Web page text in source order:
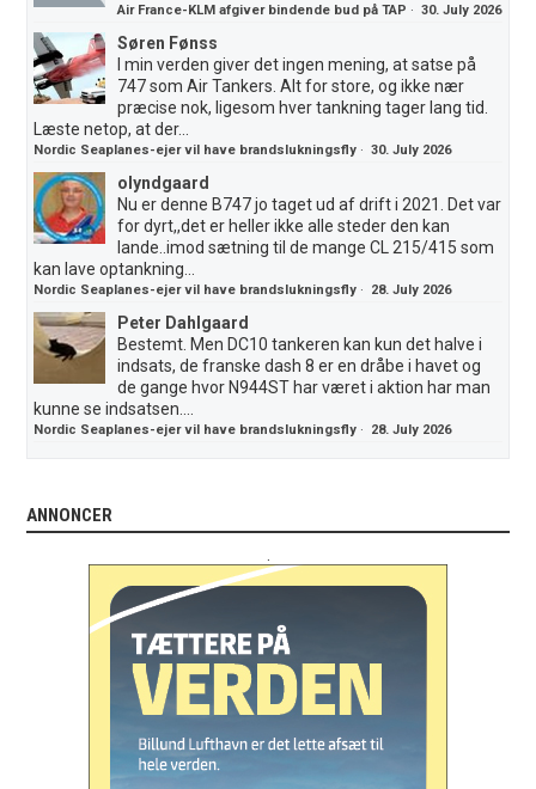
Air France-KLM afgiver bindende bud på TAP ·30. July 2026
Søren Fønss
I min verden giver det ingen mening, at satse på
747 som Air Tankers. Alt for store, og ikke nær
præcise nok, ligesom hver tankning tager lang tid.
Læste netop, at der...
Nordic Seaplanes-ejer vil have brandslukningsfly ·30. July 2026
olyndgaard
Nu er denne B747 jo taget ud af drift i 2021. Det var
for dyrt,,det er heller ikke alle steder den kan
lande..imod sætning til de mange CL 215/415 som
kan lave optankning...
Nordic Seaplanes-ejer vil have brandslukningsfly · 28. July 2026
Peter Dahlgaard
Bestemt. Men DC10 tankeren kan kun det halve i
indsats, de franske dash 8 er en dråbe i havet og
de gange hvor N944ST har været i aktion har man
kunne se indsatsen....
Nordic Seaplanes-ejer vil have brandslukningsfly · 28. July 2026
ANNONCER